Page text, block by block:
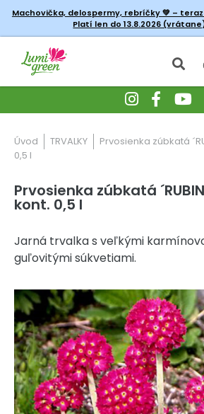
Machovička, delospermy, rebríčky💚 – teraz
Platí len do 13.8.2026
Úvod TRVALKY
Prvosienka zúbkatá
0,5 l
Prvosienka zúbkatá ´RUBIN
kont. 0,5 l
Jarná trvalka s veľkými
guľovitými súkvetiami.